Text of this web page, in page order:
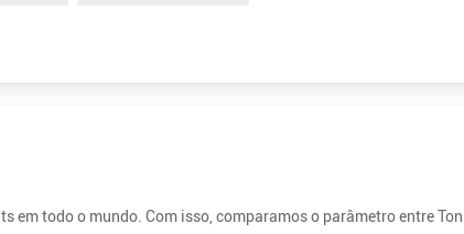
em todo o mundo. Com isso, comparamos o parâmetro entre